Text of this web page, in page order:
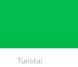
Turistai